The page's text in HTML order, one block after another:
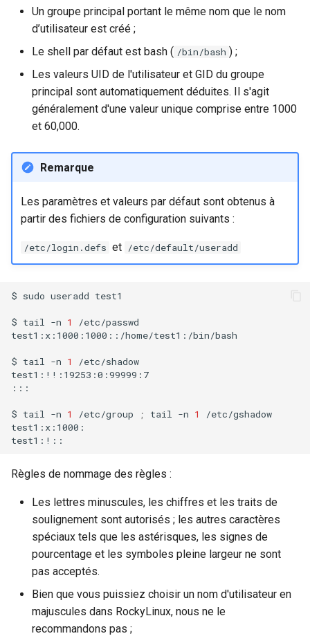
Un groupe principal portant le même nom que le nom
d’utilisateur est créé ;
Le shell par défaut est bash ( /bin/bash ) ;
Les valeurs UID de l'utilisateur et GID du groupe
principal sont automatiquement déduites. Il s'agit
généralement d'une valeur unique comprise entre 1000
et 60,000.
Remarque
Les paramètres et valeurs par défaut sont obtenus à
partir des fichiers de configuration suivants :
/etc/login.defs et /etc/default/useradd
$ sudo useradd test1
$ tail -n 1
/etc/passwd
test1:x:1000:1000::/home/test1:/bin/bash
$ tail -n 1
/etc/shadow
test1:!!:19253:0:99999:7
:::
$ tail -n 1 /etc/group ; tail -n 1
/etc/gshadow
test1:x:1000:
Règles de nommage des règles :
Les lettres minuscules, les chiffres et les traits de
soulignement sont autorisés ; les autres caractères
spéciaux tels que les astérisques, les signes de
pourcentage et les symboles pleine largeur ne sont
pas acceptés.
Bien que vous puissiez choisir un nom d'utilisateur en
majuscules dans RockyLinux, nous ne le
recommandons pas ;